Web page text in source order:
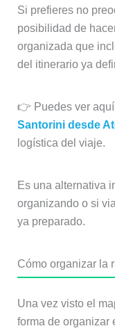
Si prefieres no
posibilidad de
organizada que
del itinerario ya
👉 Puedes ver
Santorini desde
logística del viaje.
Es una alternativa
organizando o si
ya preparado.
Cómo organizar la
Una vez visto el
forma de organizar